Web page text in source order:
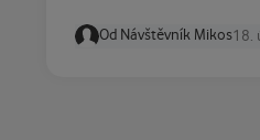
Od Návštěvník Mikos18.